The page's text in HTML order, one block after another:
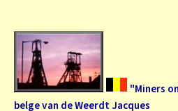
"Miners
belge van de Weerdt Jacques